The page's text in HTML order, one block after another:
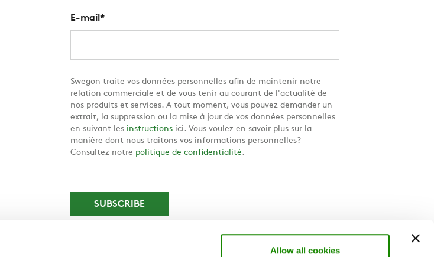
Allow all cookies
E-mail *
Swegon traite vos données personnelles afin de maintenir notre
relation commerciale et de vous tenir au courant de l'actualité de
nos produits et services. A tout moment, vous pouvez demander un
extrait, la suppression ou la mise à jour de vos données personnelles
en suivant les instructions ici. Vous voulez en savoir plus sur la
manière dont nous traitons vos informations personnelles?
Consultez notre politique de confidentialité.